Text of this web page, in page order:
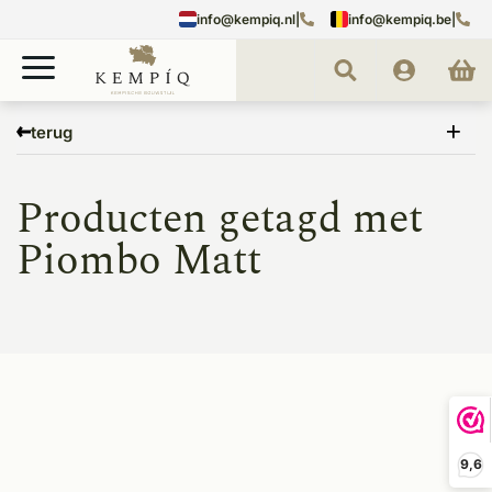
9,6
info@kempiq.nl info@kempiq.be
terug
Piombo Matt
Producten getagd met
Piombo Matt